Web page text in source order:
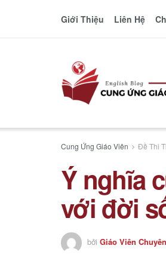
Giới Thiệu Liên Hệ
Cung Ứng Giáo Viên Đề Thi
Ý nghĩa
với đời
bởi Giáo Viên